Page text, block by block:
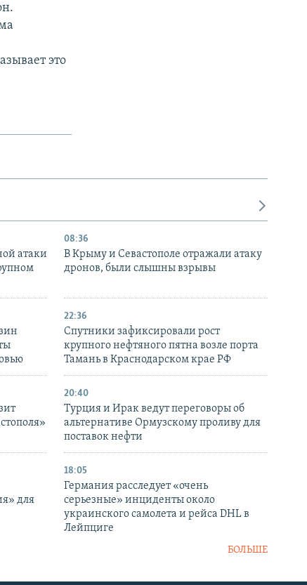
это
атаки
08:36
В Крыму и Севастополе отражали атаку
дронов, были слышны взрывы
22:36
Спутники зафиксировали рост
крупного нефтяного пятна возле порта
Тамань в Краснодарском крае РФ
20:40
Турция и Ирак ведут переговоры об
альтернативе Ормузскому проливу для
поставок нефти
для
18:05
Германия расследует «очень
серьезные» инциденты около
украинского самолета и рейса DHL в
Лейпциге
БОЛЬШЕ